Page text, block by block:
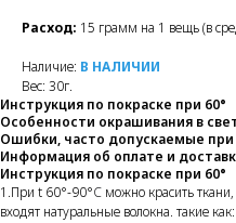
Расход: 15 грамм на 1 вещь (в
Наличие: В НАЛИЧИИ
Вес: 30г.
Инструкция по покраске при 60°
Особенности окрашивания в
Ошибки, часто допускаемые
Информация об оплате и
Инструкция по покраске при 60°
1.При t 60°-90°C можно красить ткани,
входят натуральные волокна. такие